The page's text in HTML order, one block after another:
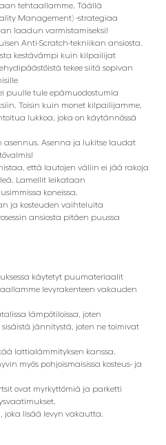
tehtaallamme. Täällä
Management) -strategiaa
laadun varmistamiseksi!
Anti-Scratch-tekniikan ansiosta.
kestävämpi kuin kilpailijat
tekee siitä sopivan
puulle tule epämuodostumia
Toisin kuin monet kilpailijamme,
lukkoa, joka on käytännössä
asennus. Asenna ja lukitse laudat
että lautojen väliin ei jää rakoja
Lamellit leikataan
koneissa.
ja kosteuden vaihteluita
ansiosta pitäen puussa
käytetyt puumateriaalit
levyrakenteen vakauden
lämpötiloissa, joten
jännitystä, joten ne toimivat
lattialämmityksen kanssa.
myös pohjoismaisissa kosteus- ja
ovat myrkyttömiä ja parketti
joka lisää levyn vakautta.